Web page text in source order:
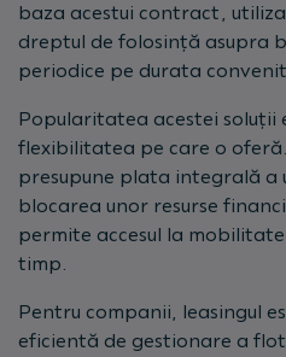
baza acestui contract,
dreptul de folosință asupra
periodice pe durata
Popularitatea acestei soluții
flexibilitatea pe care o
presupune plata integrală a
blocarea unor resurse
permite accesul la
timp.
Pentru companii, leasingul
eficientă de gestionare a